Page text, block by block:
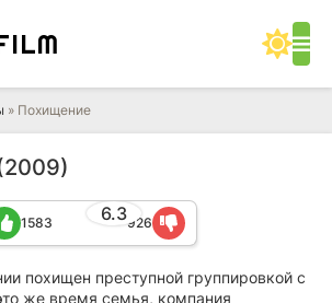
» Похищение
6.3
1583 926
похищен преступной группировкой с
же время семья, компания